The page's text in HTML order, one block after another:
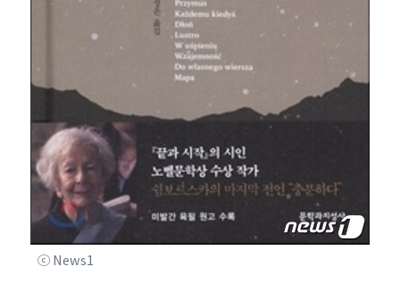
ⓒ News1